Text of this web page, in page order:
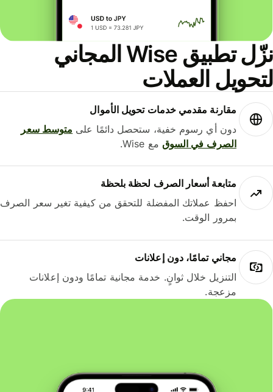
نزّل تطبيق Wise المجاني
العملات
مقارنة مقدمي خدمات تحويل الأموال
دون أي رسوم خفية، ستحصل دائمًا علىمتوسط ​​سعر
الصرف في السوقمع Wise.
متابعة أسعار الصرف لحظة بلحظة
احفظ عملاتك المفضلة للتحقق من كيفية تغير سعر الصرف
بمرور الوقت.
مجاني تمامًا، دون إعلانات
التنزيل خلال ثوانٍ. خدمة مجانية تمامًا ودون إعلانات
مزعجة.